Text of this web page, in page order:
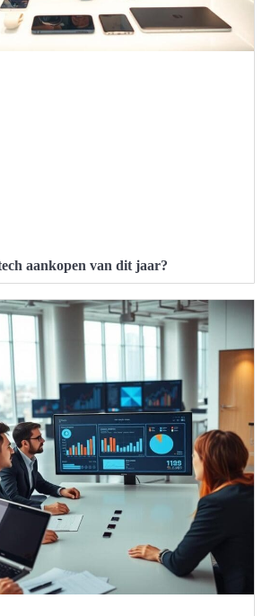
aankopen van dit jaar?